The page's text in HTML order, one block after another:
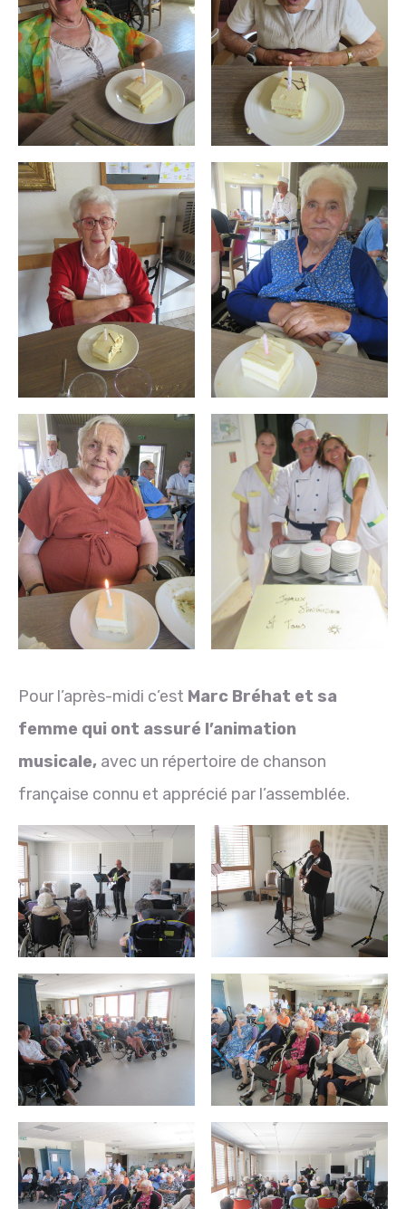
Pour l’après-midi c’est Marc Bréhat et sa
femme qui ont assuré l’animation
musicale, avec un répertoire de chanson
française connu et apprécié par l’assemblée.